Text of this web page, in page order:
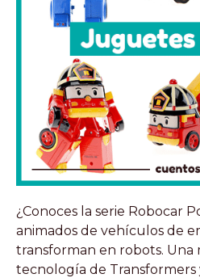
¿Conoces la serie Robocar
animados de vehículos de
transforman en robots. Una
tecnología de Transformers